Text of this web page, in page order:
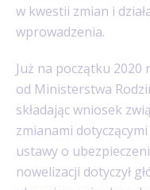
w kwestii zmian i
wprowadzenia.
Już na początku 2020
od Ministerstwa
składając wniosek
zmianami
ustawy o
nowelizacji dotyczył